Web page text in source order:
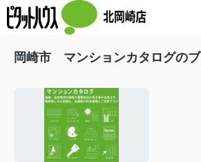
岡崎市 マンションカタログの